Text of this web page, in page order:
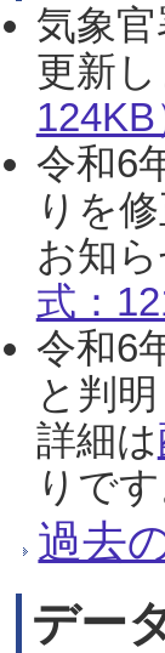
気象
更新
124KB
令和6
りを
お知
式：
令和6
と判
詳細は
りで
過去
デー